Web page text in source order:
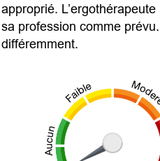
approprié.
sa profession comme
différemment.